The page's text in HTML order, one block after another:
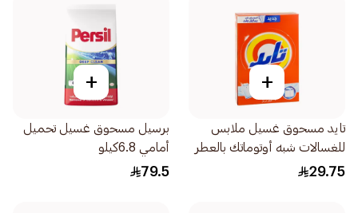
+
تايد مسحوق غسيل ملابس
للغسالات شبه أوتوماتك بالعطر
الأصلي 1.5 كجم
29.75
+
برسيل مسحوق غسيل تحميل
أمامي 6.8كيلو
79.5